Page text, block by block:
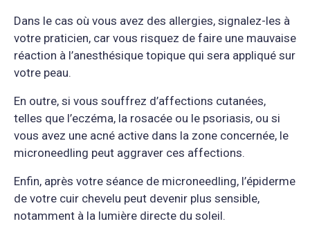
Dans le cas où vous avez des allergies, signalez-les à
votre praticien, car vous risquez de faire une mauvaise
réaction à l’anesthésique topique qui sera appliqué sur
votre peau.
En outre, si vous souffrez d’affections cutanées,
telles que l’eczéma, la rosacée ou le psoriasis, ou si
vous avez une acné active dans la zone concernée, le
microneedling peut aggraver ces affections.
Enfin, après votre séance de microneedling, l’épiderme
de votre cuir chevelu peut devenir plus sensible,
notamment à la lumière directe du soleil.